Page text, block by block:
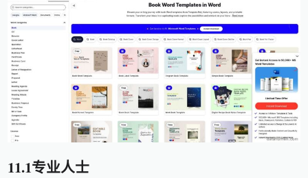
11.1专业人士